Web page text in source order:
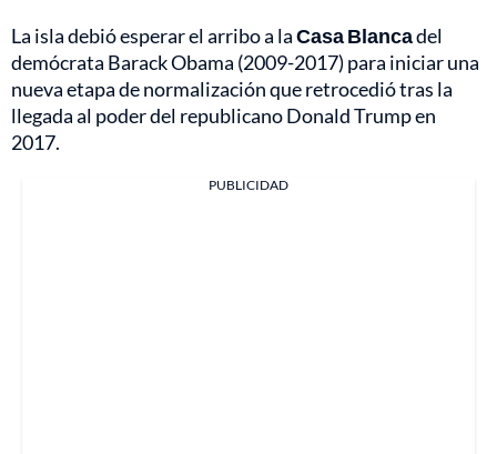
La isla debió esperar el arribo a laCasa Blancadel
demócrata Barack Obama (2009-2017) para iniciar una
nueva etapa de normalización que retrocedió tras la
llegada al poder del republicano Donald Trump en
2017.
PUBLICIDAD